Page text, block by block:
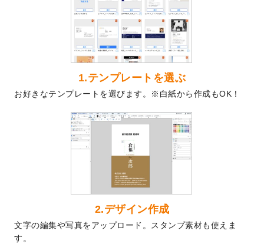
を公開いたしました。
喪中はがきのデザインテンプレート
いたしました。
2025年版1月始まりのカレンダーデザイン
テンプレート
を公開いたしました。
なりました！
プラスチックカードのデザインテンプレー
トを追加しました。
回数券のデザインテンプレート
した。
暑中見舞いのデザインテンプレート
しました。
メッセージカードのデザインテンプレート
を追加しました。
2024/6/14
1.テンプレートを選ぶ
お好きなテンプレートを選びます。※白紙から作成もOK！
2.デザイン作成
文字の編集や写真をアップロード。スタンプ素材も使えま
す。